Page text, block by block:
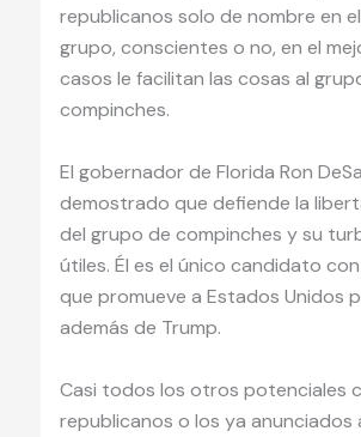
republicanos solo de nombre en
grupo, conscientes o no, en el
casos le facilitan las cosas al
compinches.
El gobernador de Florida Ron
demostrado que defiende la
del grupo de compinches y su
útiles. Él es el único candidato
que promueve a Estados Unidos
además de Trump.
Casi todos los otros potenciales
republicanos o los ya